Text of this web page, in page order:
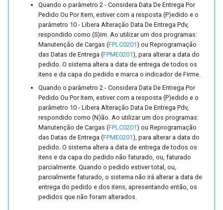
Parâmetros de
(FUTL0125 ORC ORC)
Parâmetros de Integração
com Palm's (FUTL0125
PALM)
Parâmetros da Proposta
Comercial (FUTL0125
Parâmetros em Comum
a Nota e o Pedido
PDNF PDNF)
Parâmetros de Pedidos de
Assistência Técnica
Quando o parâmetro 2 - Considera Data De Entrega Por
Pedido Ou Por Item, estiver com a resposta (P)edido e o
parâmetro 10 - Libera Alteração Data De Entrega Pdv,
respondido como (S)im. Ao utilizar um dos programas:
Manutenção de Cargas (FPLC0201) ou Reprogramação
das Datas de Entrega (FPME0201), para alterar a data do
pedido. O sistema altera a data de entrega de todos os
itens e da capa do pedido e marca o indicador de Firme.
Quando o parâmetro 2 - Considera Data De Entrega Por
Pedido Ou Por Item, estiver com a resposta (P)edido e o
parâmetro 10 - Libera Alteração Data De Entrega Pdv,
respondido como (N)ão. Ao utilizar um dos programas:
Manutenção de Cargas (FPLC0201) ou Reprogramação
das Datas de Entrega (FPME0201), para alterar a data do
pedido. O sistema altera a data de entrega de todos os
itens e da capa do pedido não faturado, ou, faturado
parcialmente. Quando o pedido estiver total, ou,
parcialmente faturado, o sistema não irá alterar a data de
entrega do pedido e dos itens, apresentando então, os
pedidos que não foram alterados.